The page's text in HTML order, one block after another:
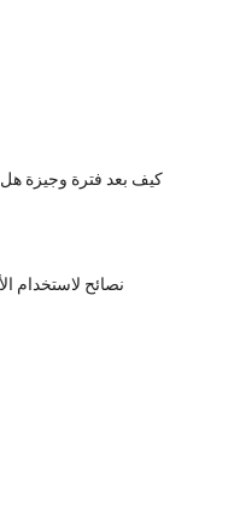
كيف بعد فترة وجيزة
نصائح لاستخدام